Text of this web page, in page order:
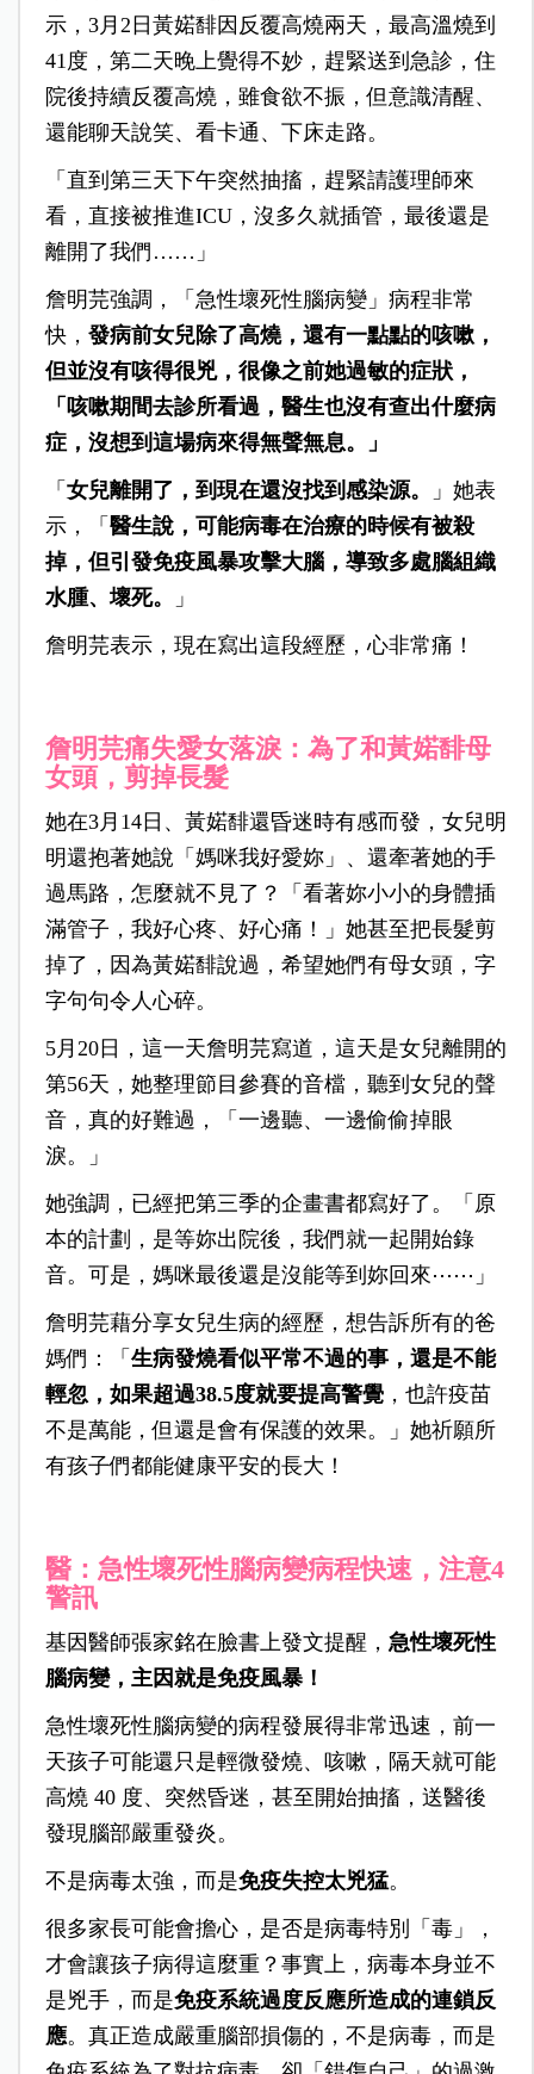
示，3月2日黃婼馡因反覆高燒兩天，最高溫燒到
41度，第二天晚上覺得不妙，趕緊送到急診，住
院後持續反覆高燒，雖食欲不振，但意識清醒、
還能聊天說笑、看卡通、下床走路。
「直到第三天下午突然抽搐，趕緊請護理師來
看，直接被推進ICU，沒多久就插管，最後還是
離開了我們……」
詹明芫強調，「急性壞死性腦病變」病程非常
快， 發病前女兒除了高燒，還有一點點的咳嗽，
但並沒有咳得很兇，很像之前她過敏的症狀，
「咳嗽期間去診所看過，醫生也沒有查出什麼病
症，沒想到這場病來得無聲無息。」
「 女兒離開了，到現在還沒找到感染源。
」她表
示，「 醫生說，可能病毒在治療的時候有被殺
掉，但引發免疫風暴攻擊大腦，導致多處腦組織
水腫、壞死。
」
詹明芫表示，現在寫出這段經歷，心非常痛！
詹明芫痛失愛女落淚：為了和黃婼馡母
女頭，剪掉長髮
她在3月14日、黃婼馡還昏迷時有感而發，女兒明
明還抱著她說「媽咪我好愛妳」、還牽著她的手
過馬路，怎麼就不見了？「看著妳小小的身體插
滿管子，我好心疼、好心痛！」她甚至把長髮剪
掉了，因為黃婼馡說過，希望她們有母女頭，字
字句句令人心碎。
5月20日，這一天詹明芫寫道，這天是女兒離開的
第56天，她整理節目參賽的音檔，聽到女兒的聲
音，真的好難過，「一邊聽、一邊偷偷掉眼
淚。」
她強調，已經把第三季的企畫書都寫好了。「原
本的計劃，是等妳出院後，我們就一起開始錄
音。可是，媽咪最後還是沒能等到妳回來⋯⋯」
詹明芫藉分享女兒生病的經歷，想告訴所有的爸
媽們：「 生病發燒看似平常不過的事，還是不能
輕忽，如果超過38.5度就要提高警覺，也許疫苗
不是萬能，但還是會有保護的效果。」她祈願所
有孩子們都能健康平安的長大！
醫：急性壞死性腦病變病程快速，注意4
警訊
基因醫師張家銘在臉書上發文提醒， 急性壞死性
腦病變，主因就是免疫風暴！
急性壞死性腦病變的病程發展得非常迅速，前一
天孩子可能還只是輕微發燒、咳嗽，隔天就可能
高燒 40 度、突然昏迷，甚至開始抽搐，送醫後
發現腦部嚴重發炎。
不是病毒太強，而是免疫失控太兇猛。
很多家長可能會擔心，是否是病毒特別「毒」，
才會讓孩子病得這麼重？事實上，病毒本身並不
是兇手，而是免疫系統過度反應所造成的連鎖反
應。真正造成嚴重腦部損傷的，不是病毒，而是